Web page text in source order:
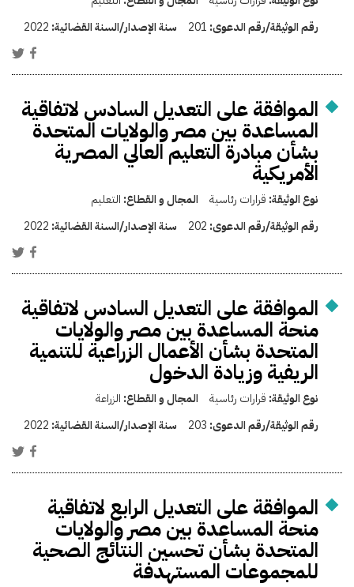
رقم الوثيقة/رقم الدعوى: 201 سنة الإصدار/السنة القضائية: 2022
الموافقة على التعديل السادس لاتفاقية
المساعدة بين مصر والولايات المتحدة
بشأن مبادرة التعليم العالي المصرية
الأمريكية
نوع الوثيقة: قرارات رئاسية المجال و القطاع: التعليم
رقم الوثيقة/رقم الدعوى: 202 سنة الإصدار/السنة القضائية: 2022
الموافقة على التعديل السادس لاتفاقية
منحة المساعدة بين مصر والولايات
المتحدة بشأن الأعمال الزراعية للتنمية
الريفية وزيادة الدخول
نوع الوثيقة: قرارات رئاسية المجال و القطاع: الزراعة
رقم الوثيقة/رقم الدعوى: 203 سنة الإصدار/السنة القضائية: 2022
الموافقة على التعديل الرابع لاتفاقية
منحة المساعدة بين مصر والولايات
المتحدة بشأن تحسين النتائج الصحية
للمجموعات المستهدفة